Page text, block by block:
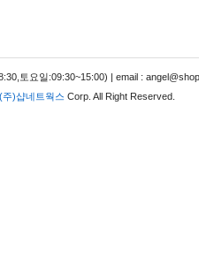
토요일:09:30~15:00) | email :
(주)샵네트웍스 Corp. All Right Reserved.